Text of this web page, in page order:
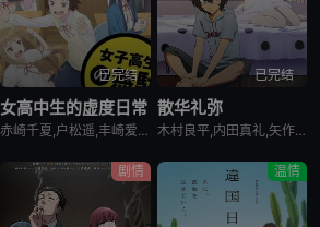
已完结
女高中生的虚度日常
赤崎千夏,户松遥,丰崎爱生,长绳麻理亚,富田美忧,高桥李依,佐藤聪美,市道真央,兴津和幸,上田丽奈,名冢佳织,落合福嗣,松冈祯丞,岛崎信长
已完结
散华礼弥
木村良平,内田真礼,矢作纱友里,井口裕香,荻野晴朗,石冢运升,西山宏太朗,桑岛法子,岩濑周平,西口杏里沙
剧情 温情